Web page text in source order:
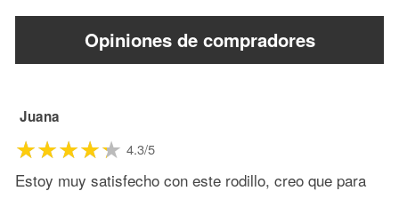
Opiniones de compradores
Juana
4.3/5
Estoy muy satisfecho con este rodillo, creo que para